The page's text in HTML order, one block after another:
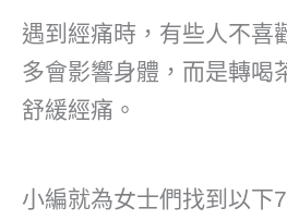
遇到經痛時，有些人不喜
多會影響身體，而是轉喝
舒緩經痛。
小編就為女士們找到以下